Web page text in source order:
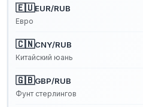
🇪🇺EUR/RUB
Евро
🇨🇳CNY/RUB
Китайский юань
🇬🇧GBP/RUB
Фунт стерлингов